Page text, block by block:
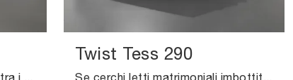
Twist Tess 290